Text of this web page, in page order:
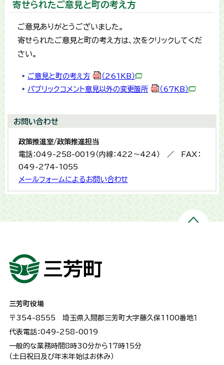
寄せられたご意見と町の考え方
ご意見ありがとうございました。
寄せられたご意見と町の考え方は、次をクリックしてくだ
さい。
ご意見と町の考え方
（261KB）
パブリックコメント意見以外の変更箇所
（67KB）
お問い合わせ
政策推進室/政策推進担当
電話：049-258-0019（内線：422～424） ／ FAX：
049-274-1055
メールフォームによるお問い合わせ
三芳町役場
〒354-8555 埼玉県入間郡三芳町大字藤久保1100番地１
代表電話：049-258-0019
一般的な業務時間8時30分から17時15分
（土日祝日及び年末年始はお休み）